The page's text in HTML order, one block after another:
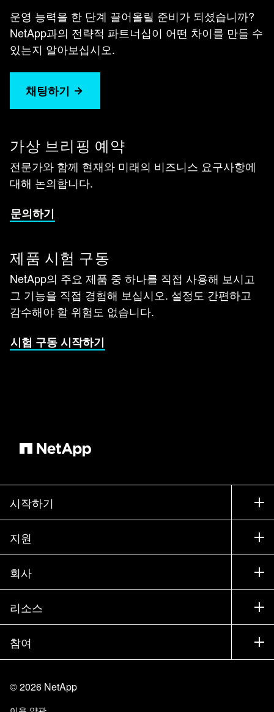
운영 능력을 한 단계 끌어올릴 준비가 되셨습니까?
NetApp과의 전략적 파트너십이 어떤 차이를 만들 수
있는지 알아보십시오.
채팅하기
가상 브리핑 예약
전문가와 함께 현재와 미래의 비즈니스 요구사항에
대해 논의합니다.
문의하기
제품 시험 구동
NetApp의 주요 제품 중 하나를 직접 사용해 보시고
그 기능을 직접 경험해 보십시오. 설정도 간편하고
감수해야 할 위험도 없습니다.
시험 구동 시작하기
시작하기
구입 방법
세일즈 팀 연락처
파트너 찾기
경영진 브리핑
제품 소개
지원
지원
교육
설명서
커뮤니티
알아보기
회사
회사
파트너
채용
Trust Center
리소스
뉴스룸
이벤트
블로그
고객 경험
참여
사이트 피드백
©2026 NetApp